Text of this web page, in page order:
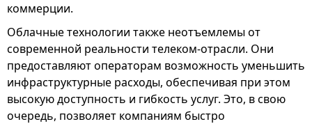
коммерции.
Облачные технологии также неотъемлемы от
современной реальности телеком-отрасли. Они
предоставляют операторам возможность уменьшить
инфраструктурные расходы, обеспечивая при этом
высокую доступность и гибкость услуг. Это, в свою
очередь, позволяет компаниям быстро